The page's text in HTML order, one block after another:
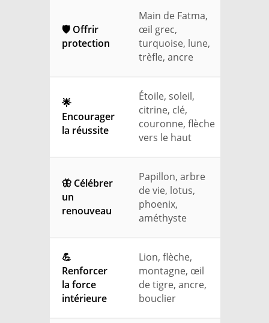
🛡️ Offrir
protection
Main de Fatma,
œil grec,
turquoise, lune,
trèfle, ancre
🌟
Encourager
la réussite
Étoile, soleil,
citrine, clé,
couronne, flèche
vers le haut
🦋 Célébrer
un
renouveau
Papillon, arbre
de vie, lotus,
phoenix,
améthyste
💪
Renforcer
la force
intérieure
Lion, flèche,
montagne, œil
de tigre, ancre,
bouclier